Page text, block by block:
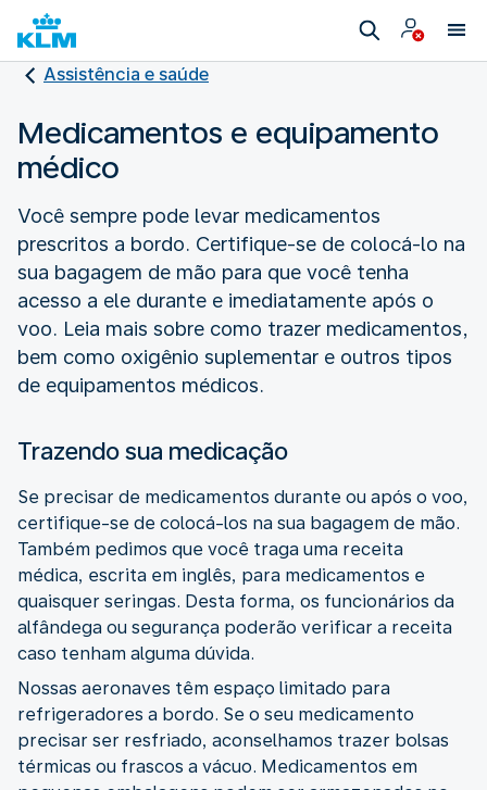
Assistência e saúde
Medicamentos e equipamento
médico
Você sempre pode levar medicamentos
prescritos a bordo. Certifique-se de colocá-lo na
sua bagagem de mão para que você tenha
acesso a ele durante e imediatamente após o
voo. Leia mais sobre como trazer medicamentos,
bem como oxigênio suplementar e outros tipos
de equipamentos médicos.
Trazendo sua medicação
Se precisar de medicamentos durante ou após o voo,
certifique-se de colocá-los na sua bagagem de mão.
Também pedimos que você traga uma receita
médica, escrita em inglês, para medicamentos e
quaisquer seringas. Desta forma, os funcionários da
alfândega ou segurança poderão verificar a receita
caso tenham alguma dúvida.
Nossas aeronaves têm espaço limitado para
refrigeradores a bordo. Se o seu medicamento
precisar ser resfriado, aconselhamos trazer bolsas
térmicas ou frascos a vácuo. Medicamentos em